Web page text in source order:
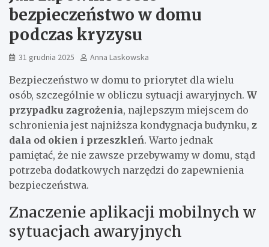
bezpieczeństwo w domu
podczas kryzysu
31 grudnia 2025 Anna Laskowska
Bezpieczeństwo w domu to priorytet dla wielu
osób, szczególnie w obliczu sytuacji awaryjnych. W
przypadku zagrożenia, najlepszym miejscem do
schronienia jest najniższa kondygnacja budynku, z
dala od okien i przeszkleń. Warto jednak
pamiętać, że nie zawsze przebywamy w domu, stąd
potrzeba dodatkowych narzędzi do zapewnienia
bezpieczeństwa.
Znaczenie aplikacji mobilnych w
sytuacjach awaryjnych